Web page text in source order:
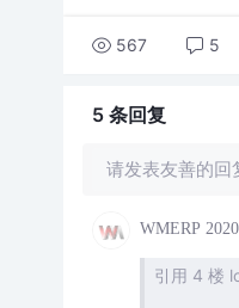
567 5
5 条回复
请发表友善的
WMERP
引用 4 楼